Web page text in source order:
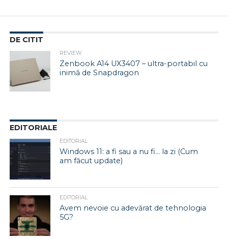
DE CITIT
REVIEW
Zenbook A14 UX3407 – ultra-portabil cu
inimă de Snapdragon
EDITORIALE
EDITORIAL
Windows 11: a fi sau a nu fi… la zi (Cum
am făcut update)
EDITORIAL
Avem nevoie cu adevărat de tehnologia
5G?